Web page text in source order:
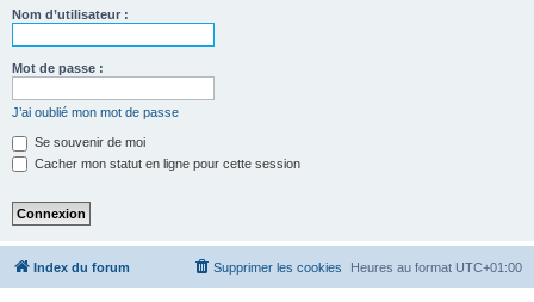
Nom d’utilisateur :
Mot de passe :
J’ai oublié mon mot de passe
Se souvenir de moi
Cacher mon statut en ligne pour cette session
Index du forum Heures au format UTC+01:00
Supprimer les cookies